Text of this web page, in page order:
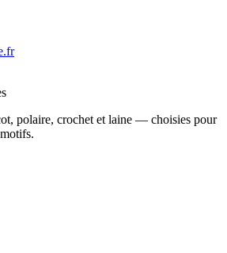
polaire, crochet et laine — choisies pour